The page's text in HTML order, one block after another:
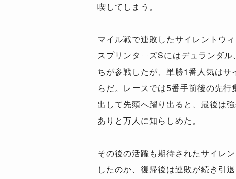
喫してしまう。
マイル戦で連敗したサイレントウ
スプリンターズSにはデュランダ
ちが参戦したが、単勝1番人気は
らだ。レースでは5番手前後の先
出して先頭へ躍り出ると、最後は
ありと万人に知らしめた。
その後の活躍も期待されたサイレ
したのか、復帰後は連敗が続き引